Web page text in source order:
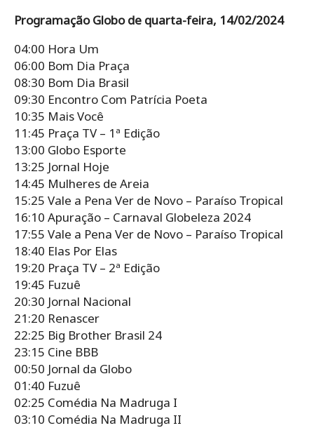
Programação Globo de quarta-feira, 14/02/2024
04:00 Hora Um
06:00 Bom Dia Praça
08:30 Bom Dia Brasil
09:30 Encontro Com Patrícia Poeta
10:35 Mais Você
11:45 Praça TV – 1ª Edição
13:00 Globo Esporte
13:25 Jornal Hoje
14:45 Mulheres de Areia
15:25 Vale a Pena Ver de Novo – Paraíso Tropical
16:10 Apuração – Carnaval Globeleza 2024
17:55 Vale a Pena Ver de Novo – Paraíso Tropical
18:40 Elas Por Elas
19:20 Praça TV – 2ª Edição
19:45 Fuzuê
20:30 Jornal Nacional
21:20 Renascer
22:25 Big Brother Brasil 24
23:15 Cine BBB
00:50 Jornal da Globo
01:40 Fuzuê
02:25 Comédia Na Madruga I
03:10 Comédia Na Madruga II